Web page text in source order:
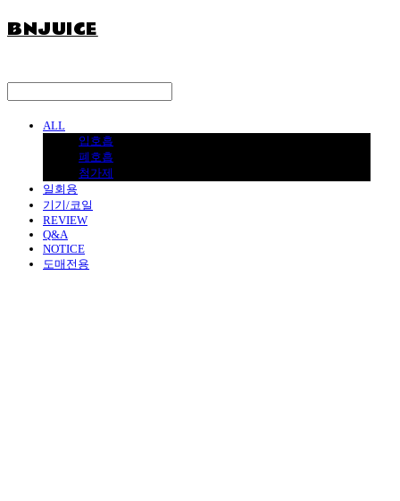
BNJUICE
ALL
입호흡
폐호흡
첨가제
일회용
기기/코일
REVIEW
Q&A
NOTICE
도매전용